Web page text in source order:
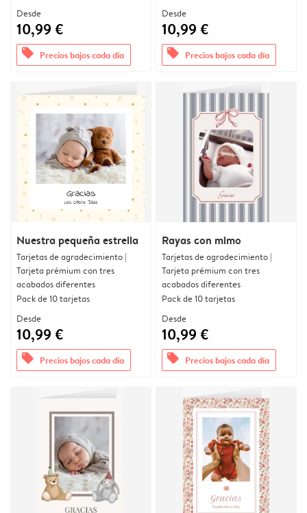
Desde
10,99 €
offers Precios bajos cada día
Desde
10,99 €
offers Precios bajos cada día
Nuestra pequeña estrella
Tarjetas de agradecimiento |
Tarjeta prémium con tres
acabados diferentes
Pack de 10 tarjetas
Desde
10,99 €
offers Precios bajos cada día
Rayas con mimo
Tarjetas de agradecimiento |
Tarjeta prémium con tres
acabados diferentes
Pack de 10 tarjetas
Desde
10,99 €
offers Precios bajos cada día